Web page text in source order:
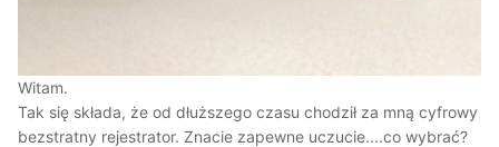
Witam.
Tak się składa, że od dłuższego czasu chodził za mną cyfrowy
bezstratny rejestrator. Znacie zapewne uczucie....co wybrać?